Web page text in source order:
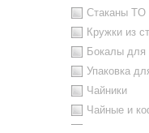
Стаканы TO
Кружки из
Бокалы для
Упаковка
Чайники
Чайные и